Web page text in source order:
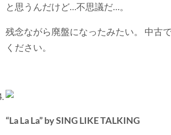
と思うんだけど…不思議だ…。
残念ながら廃盤になったみたい。 中古
ください。
“La La La” by SING LIKE TALKING